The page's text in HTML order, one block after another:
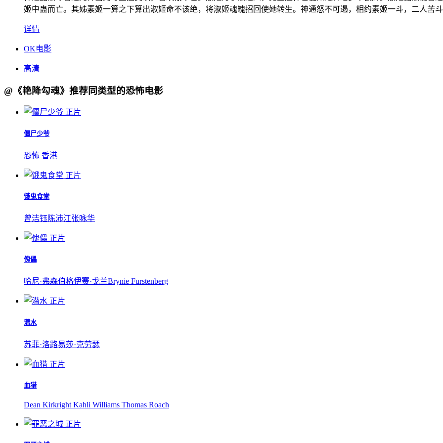
姬中蛊而亡。其姊素姬一算之下算出淑姬命不该绝，将淑姬魂魄招回使她转生。神通怒不可遏，相约素姬一斗，二人
详情
OK电影
高清
@《艳降勾魂》推荐同类型的恐怖电影
正片
僵尸少爷
恐怖 香港
正片
饿鬼食堂
曾洁钰陈沛江张咏华
正片
傀儡
哈尼·弗森伯格伊赛·戈兰Brynie Furstenberg
正片
潜水
苏菲·洛路易莎·克劳瑟
正片
血猎
Dean Kirkright Kahli Williams Thomas Roach
正片